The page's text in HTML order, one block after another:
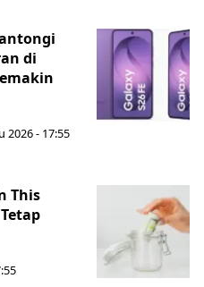
di
2026 - 17:55
This